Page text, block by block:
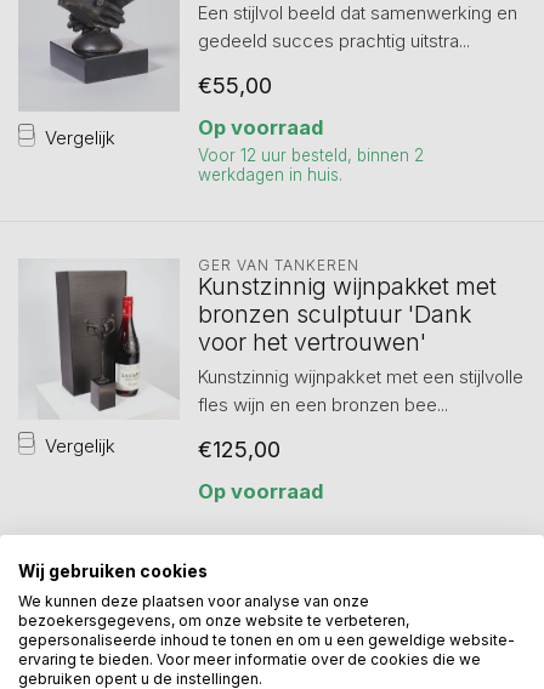
Vergelijk
Een stijlvol beeld dat samenwerking en
gedeeld succes prachtig uitstra...
€55,00
Op voorraad
Voor 12 uur besteld, binnen 2
werkdagen in huis.
Vergelijk
GER VAN TANKEREN
Kunstzinnig wijnpakket met
bronzen sculptuur 'Dank
voor het vertrouwen'
Kunstzinnig wijnpakket met een stijlvolle
fles wijn en een bronzen bee...
€125,00
Op voorraad
Toon1-3van 3
Wij gebruiken cookies
We kunnen deze plaatsen voor analyse van onze
bezoekersgegevens, om onze website te verbeteren,
gepersonaliseerde inhoud te tonen en om u een geweldige website-
ervaring te bieden. Voor meer informatie over de cookies die we
gebruiken opent u de instellingen.